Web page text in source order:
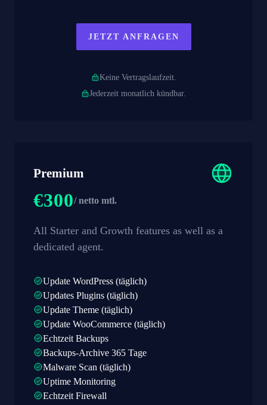
JETZT ANFRAGEN
Keine Vertragslaufzeit.
Jederzeit monatlich kündbar.
Premium
€300/ netto mtl.
All Starter and Growth features as well as a
dedicated agent.
Update WordPress (täglich)
Updates Plugins (täglich)
Update Theme (täglich)
Update WooCommerce (täglich)
Echtzeit Backups
Backups-Archive 365 Tage
Malware Scan (täglich)
Uptime Monitoring
Echtzeit Firewall